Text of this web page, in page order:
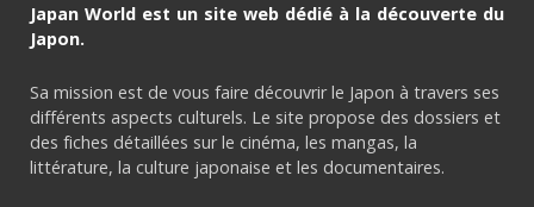
Japan World est un site web dédié à la découverte du
Japon.
Sa mission est de vous faire découvrir le Japon à travers ses
différents aspects culturels. Le site propose des dossiers et
des fiches détaillées sur le cinéma, les mangas, la
littérature, la culture japonaise et les documentaires.